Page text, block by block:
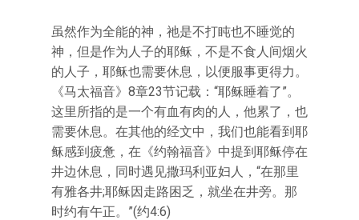
虽然作为全能的神，祂是不打盹也不睡觉的
神，但是作为人子的耶稣，不是不食人间烟火
的人子，耶稣也需要休息，以便服事更得力。
《马太福音》8章23节记载：“耶稣睡着了”。
这里所指的是一个有血有肉的人，他累了，也
需要休息。在其他的经文中，我们也能看到耶
稣感到疲惫，在《约翰福音》中提到耶稣停在
井边休息，同时遇见撒玛利亚妇人，“在那里
有雅各井;耶稣因走路困乏，就坐在井旁。那
时约有午正。”(约4:6)